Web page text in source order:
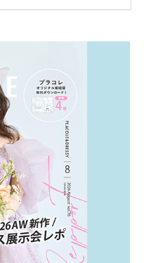
と損をしてしまうことも……。
の特典は？」といった疑問も
断で候補を絞れる「ウェディ
体験型 […]続きを読む